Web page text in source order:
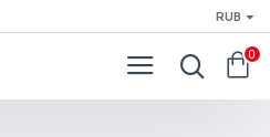
RUB
0